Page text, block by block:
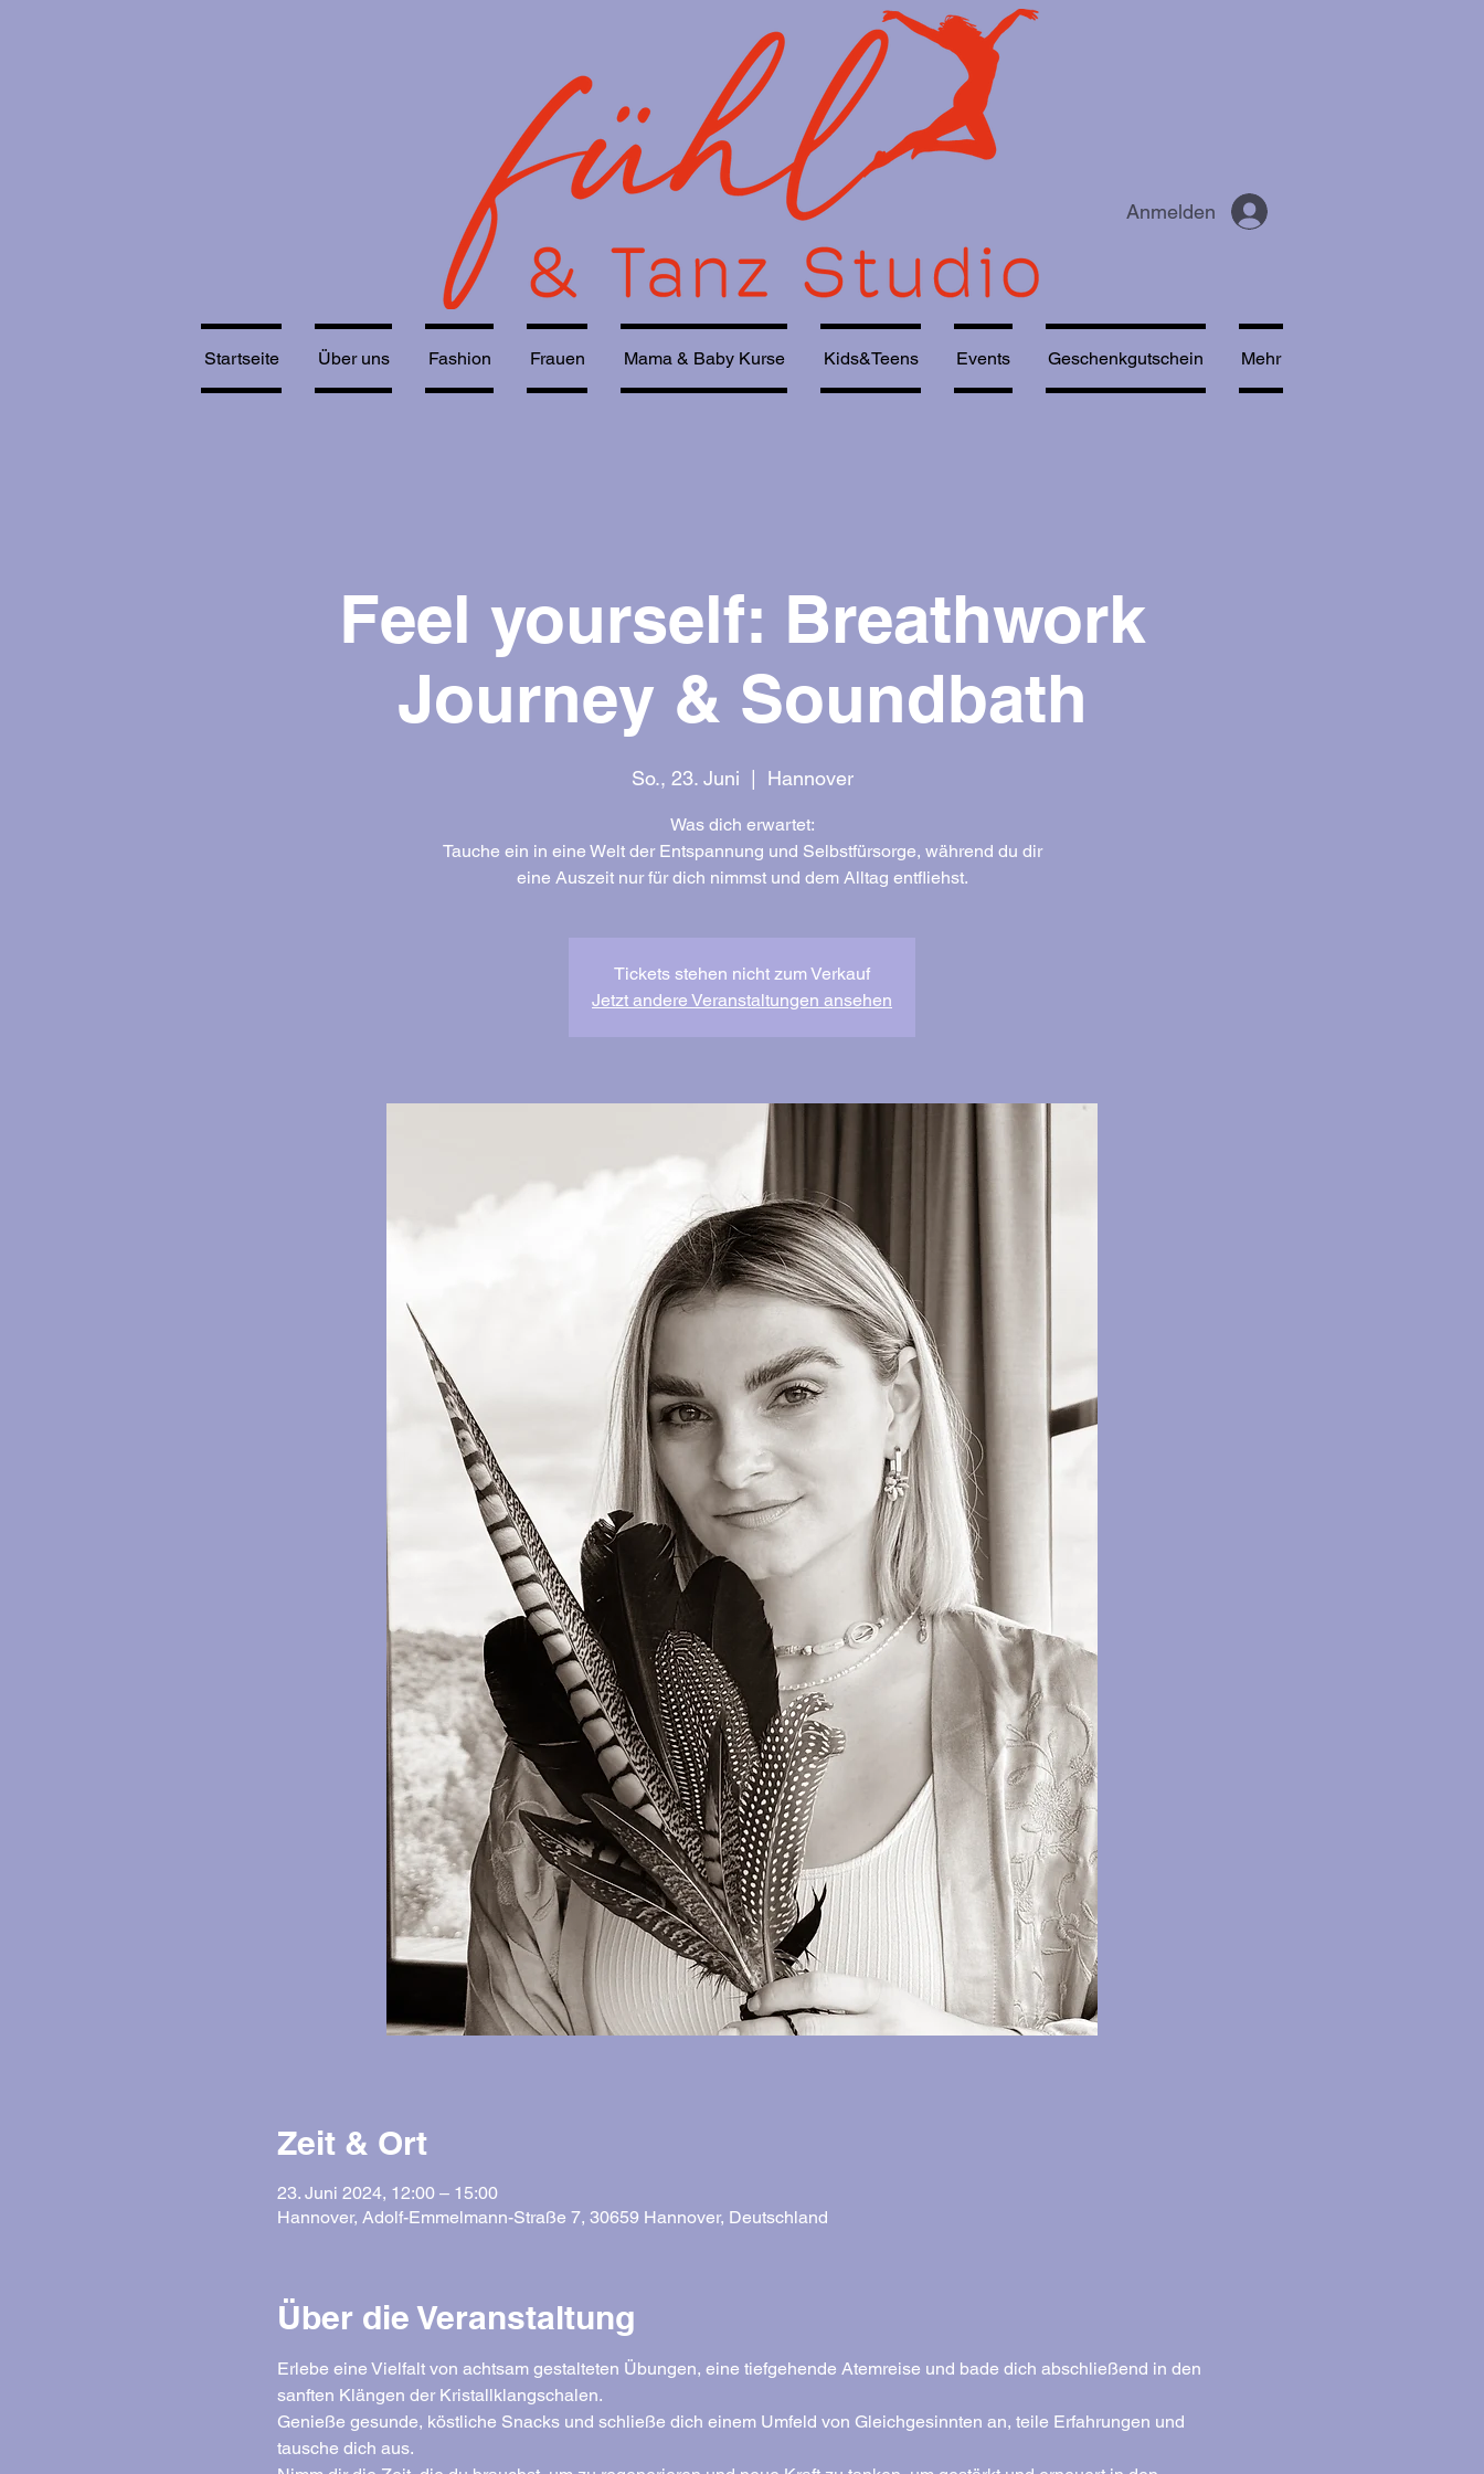
Anmelden
Startseite Über uns Fashion Frauen Mama & Baby Kurse Kids&Teens Events Geschenkgutschein Mehr
Feel yourself: Breathwork
Journey & Soundbath
So., 23. Juni Hannover
Was dich erwartet:
Tauche ein in eine Welt der Entspannung und Selbstfürsorge, während du dir
eine Auszeit nur für dich nimmst und dem Alltag entfliehst.
Tickets stehen nicht zum Verkauf
Jetzt andere Veranstaltungen ansehen
Zeit & Ort
23. Juni 2024, 12:00 – 15:00
Hannover, Adolf-Emmelmann-Straße 7, 30659 Hannover, Deutschland
Über die Veranstaltung
Erlebe eine Vielfalt von achtsam gestalteten Übungen, eine tiefgehende Atemreise und bade dich abschließend in den
sanften Klängen der Kristallklangschalen.
Genieße gesunde, köstliche Snacks und schließe dich einem Umfeld von Gleichgesinnten an, teile Erfahrungen und
tausche dich aus.